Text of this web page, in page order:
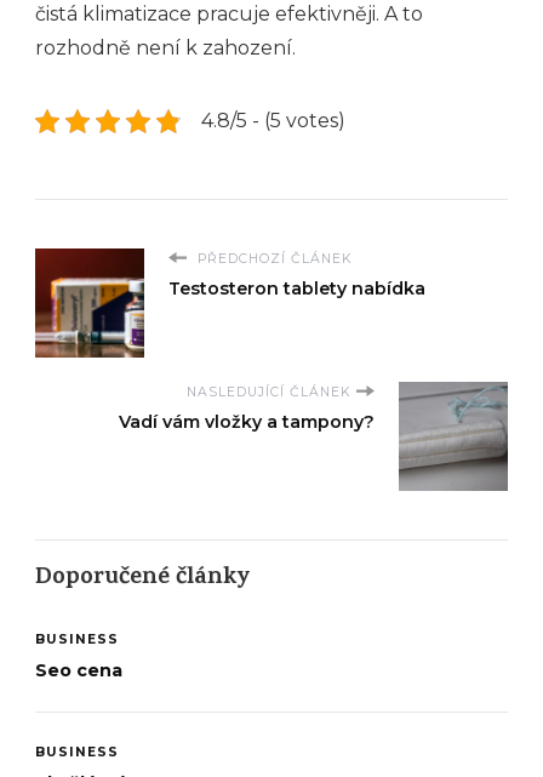
čistá klimatizace pracuje efektivněji. A to
rozhodně není k zahození.
4.8/5 - (5 votes)
PŘEDCHOZÍ ČLÁNEK
Testosteron tablety nabídka
NASLEDUJÍCÍ ČLÁNEK
Vadí vám vložky a tampony?
Doporučené články
BUSINESS
Seo cena
BUSINESS